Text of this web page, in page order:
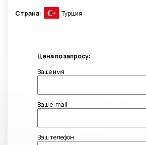
Страна: Турция
Цена по запросу:
Ваше имя
Ваш e-mail
Ваш телефон